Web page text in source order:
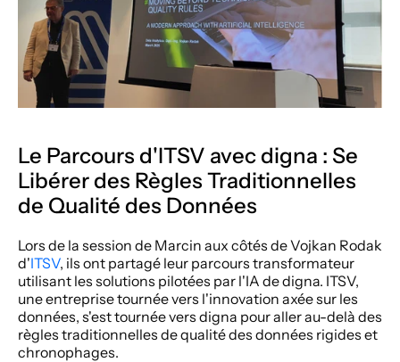
Le Parcours d'ITSV avec digna : Se
Libérer des Règles Traditionnelles
de Qualité des Données
Lors de la session de Marcin aux côtés de Vojkan Rodak
d'ITSV, ils ont partagé leur parcours transformateur
utilisant les solutions pilotées par l'IA de digna. ITSV,
une entreprise tournée vers l'innovation axée sur les
données, s'est tournée vers digna pour aller au-delà des
règles traditionnelles de qualité des données rigides et
chronophages.